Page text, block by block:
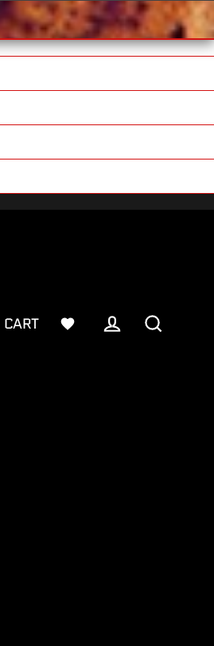
CART
Log in